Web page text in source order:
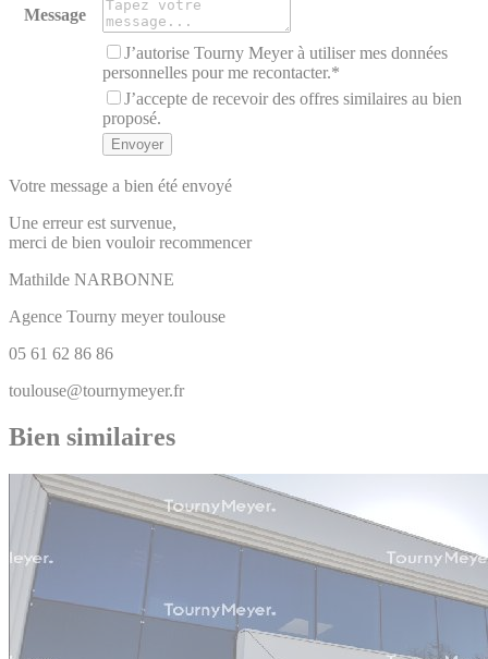
Message
J’autorise Tourny Meyer à utiliser mes données
personnelles pour me recontacter.*
J’accepte de recevoir des offres similaires au bien
proposé.
Votre message a bien été envoyé
Une erreur est survenue,
merci de bien vouloir recommencer
Mathilde NARBONNE
Agence Tourny meyer toulouse
05 61 62 86 86
toulouse@tournymeyer.fr
Bien similaires